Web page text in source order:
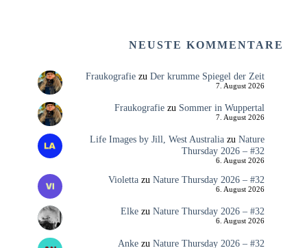
NEUSTE KOMMENTARE
Fraukografiezu Der krumme Spiegel der Zeit
7. August 2026
Fraukografiezu Sommer in Wuppertal
7. August 2026
Life Images by Jill, West Australiazu Nature
Thursday 2026 – #32
6. August 2026
Violettazu Nature Thursday 2026 – #32
6. August 2026
Elkezu Nature Thursday 2026 – #32
6. August 2026
Ankezu Nature Thursday 2026 – #32